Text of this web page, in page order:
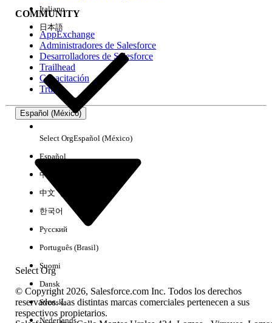
Experiencia
No hay resultados
COMMUNITY
AppExchange
Administradores de Salesforce
Desarrolladores de Salesforce
Trailhead
Capacitación
Trust
Español (México)
Select Org
Italiano
日本語
Select OrgEspañol (México)
Español
中文（简体）
中文（繁體）
한국어
Русский
Português (Brasil)
Suomi
Dansk
Svenska
Nederlands
© Copyright 2026, Salesforce.com Inc. Todos los derechos
reservados. Las distintas marcas comerciales pertenecen a sus
respectivos propietarios.